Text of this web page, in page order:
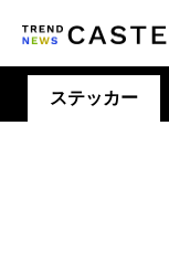
ステッカー